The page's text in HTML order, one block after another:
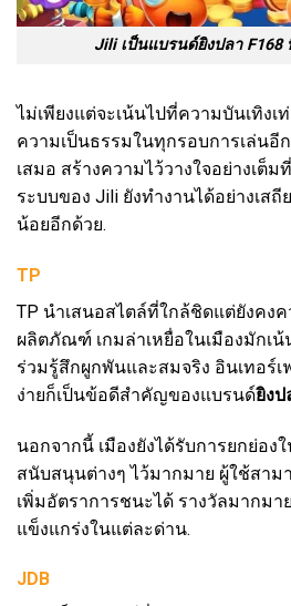
Jili เป็นแบรนด์ยิงปลา F168
ไม่เพียงแต่จะเน้นไปที่ความบันเทิง
ความเป็นธรรมในทุกรอบการเล่นอี
เสมอ สร้างความไว้วางใจอย่างเต็
ระบบของ Jili ยังทำงานได้อย่างเส
น้อยอีกด้วย.
TP
TP นำเสนอสไตล์ที่ใกล้ชิดแต่ยังคง
ผลิตภัณฑ์ เกมล่าเหยื่อในเมืองมักเน้
ร่วมรู้สึกผูกพันและสมจริง อินเทอร์เ
ง่ายก็เป็นข้อดีสำคัญของแบรนด์ยิงป
นอกจากนี้ เมืองยังได้รับการยกย่อ
สนับสนุนต่างๆ ไว้มากมาย ผู้ใช้สาม
เพิ่มอัตราการชนะได้ รางวัลมากมา
แข็งแกร่งในแต่ละด่าน.
JDB